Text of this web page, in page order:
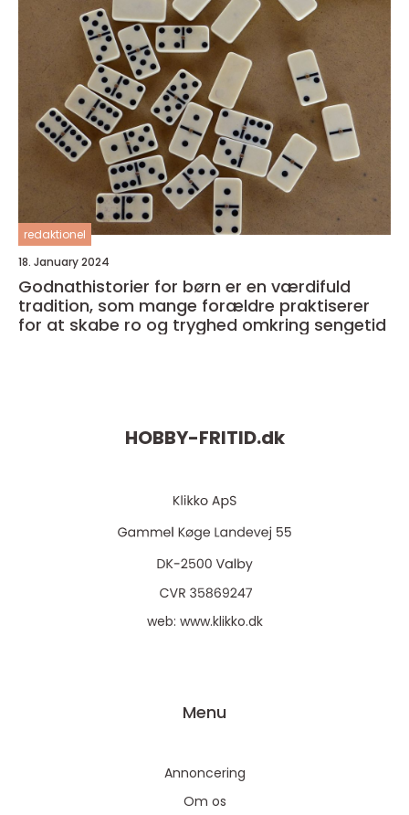
redaktionel
18. January 2024
Godnathistorier for børn er en værdifuld
tradition, som mange forældre praktiserer
for at skabe ro og tryghed omkring sengetid
HOBBY-FRITID.dk
web: www.klikko.dk
Menu
Annoncering
Om os